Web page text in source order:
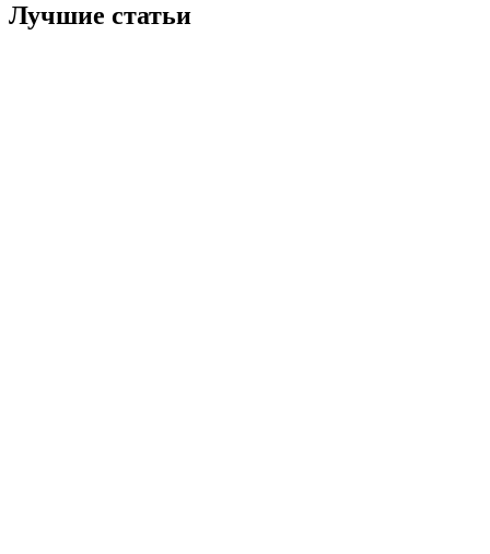
Лучшие статьи